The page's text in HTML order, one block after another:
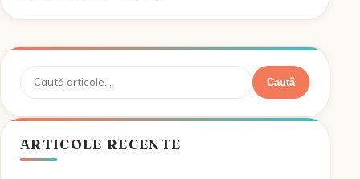
Caută Caută
ARTICOLE RECENTE